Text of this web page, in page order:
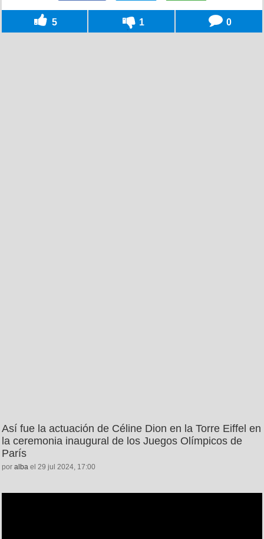
5 1 0
Así fue la actuación de Céline Dion en la Torre Eiffel en
la ceremonia inaugural de los Juegos Olímpicos de
París
por alba el 29 jul 2024, 17:00